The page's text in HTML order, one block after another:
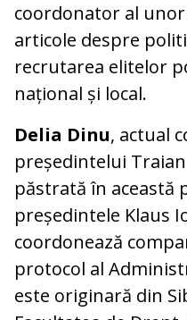
coordonator al
articole despre
recrutarea elitelor
național și local.
Delia Dinu, actual
președintelui
păstrată în această
președintele Klaus
coordonează
protocol al
este originară din